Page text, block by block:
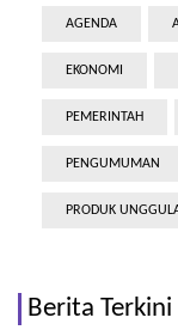
AGENDA
EKONOMI
PEMERINTAH
PENGUMUMAN
PRODUK
Berita Terkini